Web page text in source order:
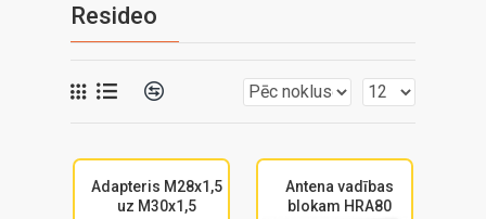
Resideo
Adapteris M28x1,5
uz M30x1,5
Antena vadības
blokam HRA80